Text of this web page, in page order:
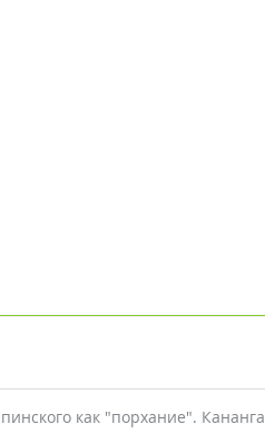
как "порхание". Кананга